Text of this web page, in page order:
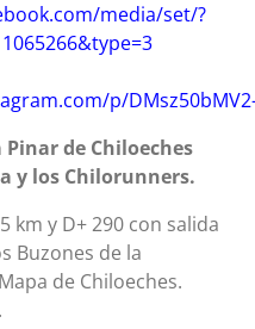
media/set/?
p/
de Chiloeches
y los Chilorunners.
km y D+ 290 con salida
Buzones de la
de Chiloeches.